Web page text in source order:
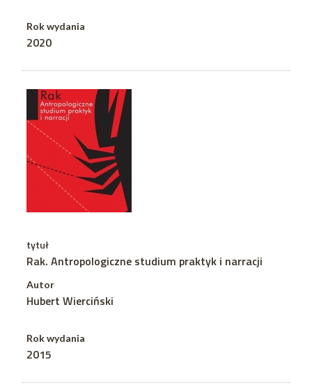
Rok wydania
2020
tytuł
Rak. Antropologiczne studium praktyk i narracji
Autor
Hubert Wierciński
Rok wydania
2015